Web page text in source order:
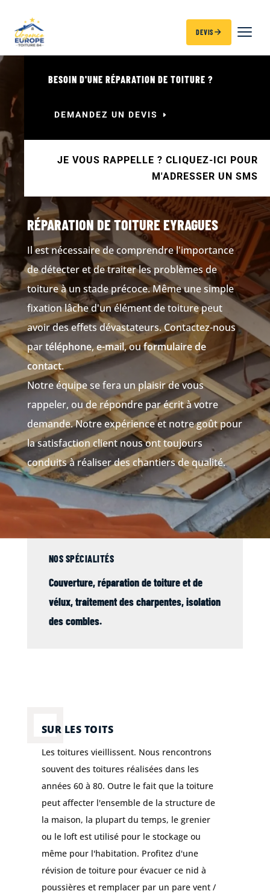
DEVIS
BESOIN D'UNE RÉPARATION DE TOITURE ?
DEMANDEZ UN DEVIS
JE VOUS RAPPELLE ? CLIQUEZ-ICI POUR
M'ADRESSER UN SMS
RÉPARATION DE TOITURE EYRAGUES
Il est nécessaire de comprendre l'importance
de détecter et de traiter les problèmes de
toiture à un stade précoce. Même une simple
fixation lâche d'un élément de toiture peut
avoir des effets dévastateurs. Contactez-nous
partéléphone,e-mail, ouformulaire de
contact.
Notre équipe se fera un plaisir de vous
rappeler, ou de répondre par écrit à votre
demande. Notre expérience et notre goût pour
la satisfaction client nous ont toujours
conduits à réaliser des chantiers de qualité.
NOS SPÉCIALITÉS
Couverture, réparation detoitureet de
vélux,traitement des charpentes,isolation
des combles.
SUR LES TOITS
Les toitures vieillissent. Nous rencontrons
souvent des toitures réalisées dans les
années 60 à 80. Outre le fait que la toiture
peut affecter l'ensemble de la structure de
la maison, la plupart du temps, le grenier
ou le loft est utilisé pour le stockage ou
même pour l'habitation. Profitez d'une
révision de toiture pour évacuer ce nid à
poussières et remplacer par un pare vent /